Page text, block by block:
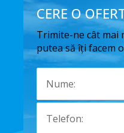
CERE O
Trimite-ne cât mai
putea să îți facem